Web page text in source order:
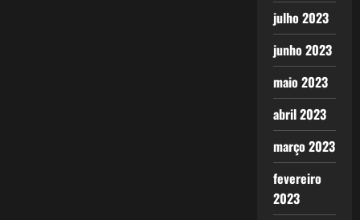
julho 2023
junho 2023
maio 2023
abril 2023
março 2023
fevereiro
2023